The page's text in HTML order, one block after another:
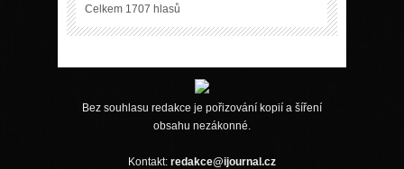
Celkem 1707 hlasů
Bez souhlasu redakce je pořizování kopií a šíření
obsahu nezákonné.
Kontakt: redakce@ijournal.cz